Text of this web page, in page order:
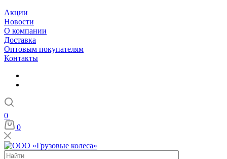
Акции
Новости
О компании
Доставка
Оптовым покупателям
Контакты
0
0